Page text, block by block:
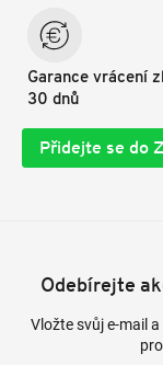
Garance vrácení
30 dnů
Přidejte se do
Odebírejte
Vložte svůj e-mail